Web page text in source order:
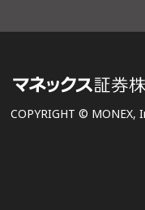
COPYRIGHT © MONEX,